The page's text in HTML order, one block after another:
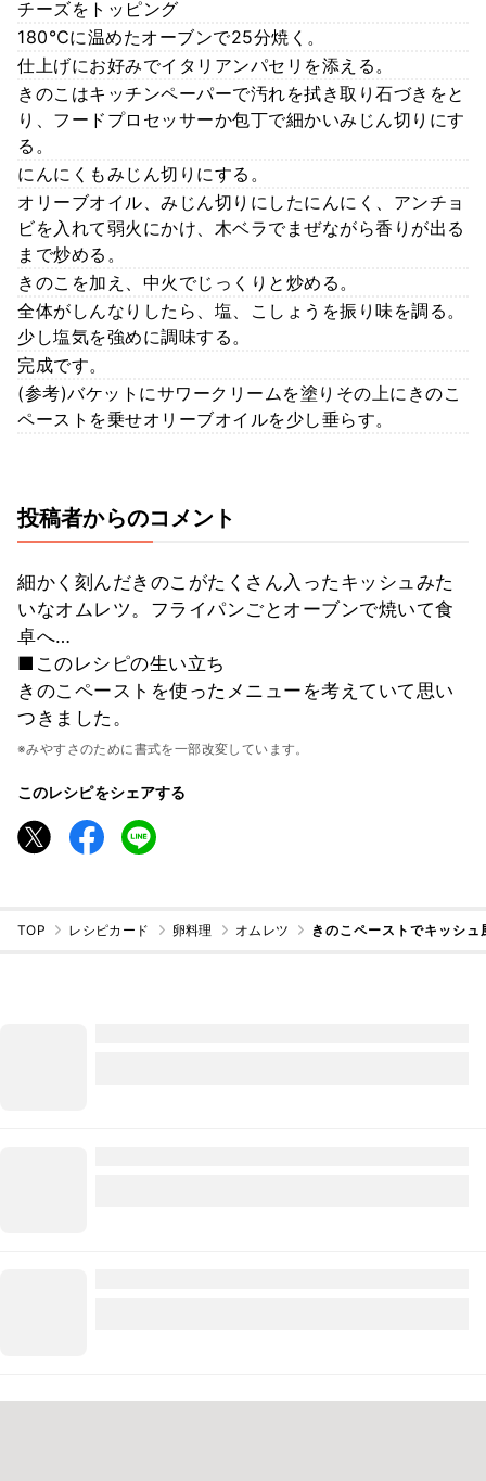
チーズをトッピング
180℃に温めたオーブンで25分焼く。
仕上げにお好みでイタリアンパセリを添える。
きのこはキッチンペーパーで汚れを拭き取り石づきをと
り、フードプロセッサーか包丁で細かいみじん切りにす
る。
にんにくもみじん切りにする。
オリーブオイル、みじん切りにしたにんにく、アンチョ
ビを入れて弱火にかけ、木ベラでまぜながら香りが出る
まで炒める。
きのこを加え、中火でじっくりと炒める。
全体がしんなりしたら、塩、こしょうを振り味を調る。
少し塩気を強めに調味する。
完成です。
(参考)バケットにサワークリームを塗りその上にきのこ
ペーストを乗せオリーブオイルを少し垂らす。
投稿者からのコメント
細かく刻んだきのこがたくさん入ったキッシュみた
いなオムレツ。フライパンごとオーブンで焼いて食
卓へ…
■このレシピの生い立ち
きのこペーストを使ったメニューを考えていて思い
つきました。
※みやすさのために書式を一部改変しています。
このレシピをシェアする
TOP レシピカード 卵料理 オムレツ きのこペーストでキッシュ